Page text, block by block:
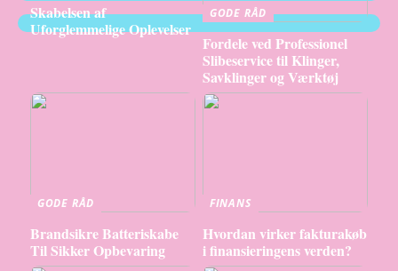
Skabelsen af
Uforglemmelige Oplevelser
GODE RÅD
Fordele ved Professionel
Slibeservice til Klinger,
Savklinger og Værktøj
GODE RÅD
Brandsikre Batteriskabe
Til Sikker Opbevaring
FINANS
Hvordan virker fakturakøb
i finansieringens verden?